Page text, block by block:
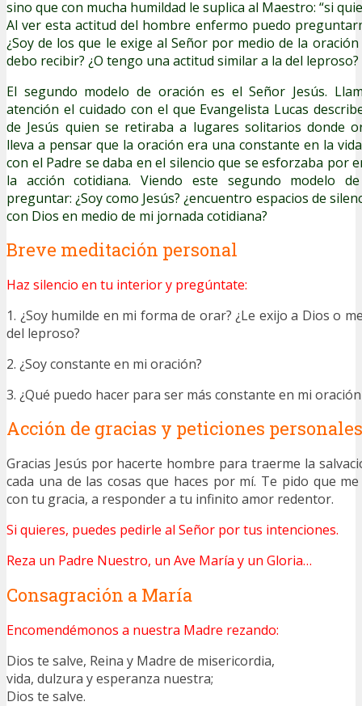
sino que con mucha humildad le suplica al Maestro: “si
Al ver esta actitud del hombre enfermo puedo
¿Soy de los que le exige al Señor por medio de la
debo recibir? ¿O tengo una actitud similar a la del leproso?
El segundo modelo de oración es el Señor Jesús.
atención el cuidado con el que Evangelista Lucas
de Jesús quien se retiraba a lugares solitarios donde
lleva a pensar que la oración era una constante en la
con el Padre se daba en el silencio que se esforzaba por
la acción cotidiana. Viendo este segundo modelo
preguntar: ¿Soy como Jesús? ¿encuentro espacios de
con Dios en medio de mi jornada cotidiana?
Breve meditación personal
Haz silencio en tu interior y pregúntate:
1. ¿Soy humilde en mi forma de orar? ¿Le exijo a Dios o
del leproso?
2. ¿Soy constante en mi oración?
3. ¿Qué puedo hacer para ser más constante en mi
Acción de gracias y peticiones personales
Gracias Jesús por hacerte hombre para traerme la
cada una de las cosas que haces por mí. Te pido que
con tu gracia, a responder a tu infinito amor redentor.
Si quieres, puedes pedirle al Señor por tus intenciones.
Reza un Padre Nuestro, un Ave María y un Gloria…
Consagración a María
Encomendémonos a nuestra Madre rezando:
Dios te salve, Reina y Madre de misericordia,
vida, dulzura y esperanza nuestra;
Dios te salve.